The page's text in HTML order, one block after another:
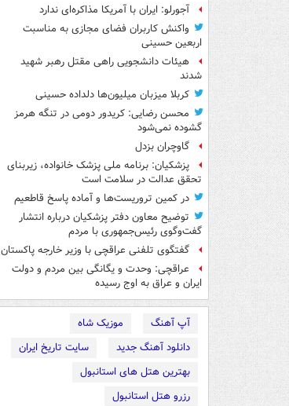
آجورلو: ایران با آمریکا مذاکره‌ای ندارد
واکنش کاربران فضای مجازی به مناسبت
اربعین حسینی
هیئات دانشجویی راهی مقتل رهبر شهید
شدند
کربلا میزبان میلیون‌ها دلداده حسینی
محسن رضایی: کریدور دومی در تنگه هرمز
گشوده نمی‌شود
گاوچران بزدل
پزشکیان: برنامه ملی پزشک خانواده، زیربنای
تحقق عدالت در سلامت است
در کمین تروریست‌ها و آماده پاسخ قاطعیم
توضیح معاون دفتر پزشکیان درباره انتشار
گفت‌وگوی رئیس‌جمهوری با مردم
گفتگوی تلفنی عراقچی با وزیر خارجه پاکستان
عراقچی: وحدت و یگانگی بین مردم و دولت
ایران و عراق به اوج رسیده
آپ آهنگ
موزیک شاه
دانلود آهنگ جدید
سایت تاریخ ایران
بهترین هتل های استانبول
رزرو هتل استانبول